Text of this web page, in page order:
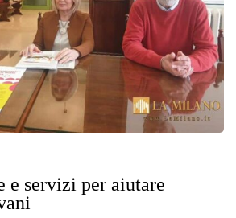
e servizi per aiutare